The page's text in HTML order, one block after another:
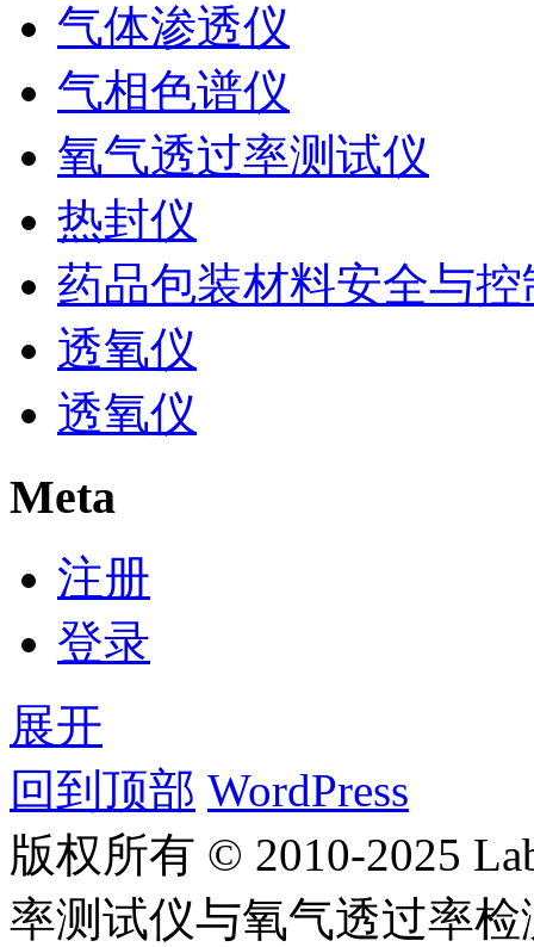
气体渗透仪
气相色谱仪
氧气透过率测试仪
热封仪
药品包装材料安全与
透氧仪
透氧仪
Meta
注册
登录
展开
回到顶部 WordPress
版权所有 © 2010-2025
率测试仪与氧气透过率